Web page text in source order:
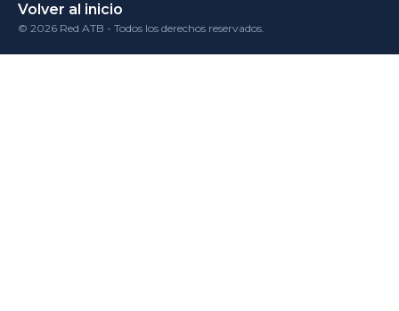
Volver al inicio
© 2026 Red ATB - Todos los derechos reservados.